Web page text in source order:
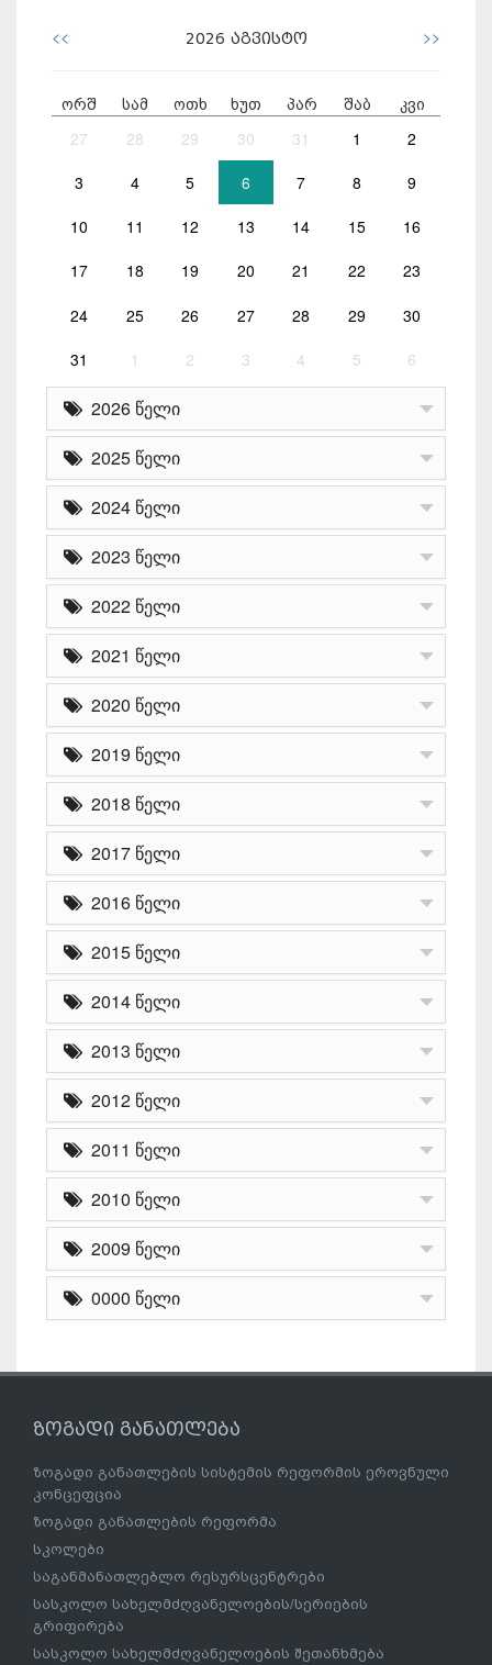
<< 2026 აგვისტო >>
ორშ სამ ოთხ ხუთ პარ შაბ კვი
27 28 29 30 31 1 2
3 4 5 6 7 8 9
10 11 12 13 14 15 16
17 18 19 20 21 22 23
24 25 26 27 28 29 30
31 1 2 3 4 5 6
2026 წელი
2025 წელი
2024 წელი
2023 წელი
2022 წელი
2021 წელი
2020 წელი
2019 წელი
2018 წელი
2017 წელი
2016 წელი
2015 წელი
2014 წელი
2013 წელი
2012 წელი
2011 წელი
2010 წელი
2009 წელი
0000 წელი
ზოგადი განათლება
ზოგადი განათლების სისტემის რეფორმის ეროვნული
კონცეფცია
ზოგადი განათლების რეფორმა
სკოლები
საგანმანათლებლო რესურსცენტრები
სასკოლო სახელმძღვანელოების/სერიების
გრიფირება
სასკოლო სახელმძღვანელოების შეთანხმება